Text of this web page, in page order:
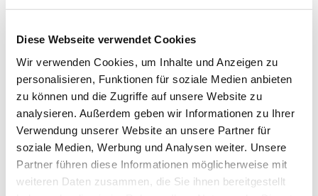
Diese Webseite verwendet Cookies
Wir verwenden Cookies, um Inhalte und Anzeigen zu
personalisieren, Funktionen für soziale Medien anbieten
zu können und die Zugriffe auf unsere Website zu
analysieren. Außerdem geben wir Informationen zu Ihrer
Verwendung unserer Website an unsere Partner für
soziale Medien, Werbung und Analysen weiter. Unsere
Partner führen diese Informationen möglicherweise mit
weiteren Daten zusammen, die Sie ihnen bereitgestellt
PREMIER BILAN
Le chef de la discipline Pistolet, Paul Stutz, a tiré
un bilan positif de cette première journée de
compétition. Le déroulement des concours s'est
effectué sans accroc. Selon lui, les participants
savent parfaitement comment se déroule une telle
compétition. «Ce sont les meilleurs tireurs qui sont
en lice aujourd'hui. Ils savent parfaitement